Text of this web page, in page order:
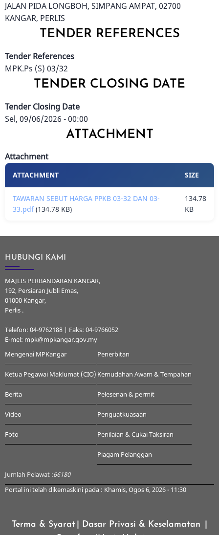
JALAN PIDA LONGBOH, SIMPANG AMPAT, 02700
KANGAR, PERLIS
TENDER REFERENCES
Tender References
MPK.Ps (S) 03/32
TENDER CLOSING DATE
Tender Closing Date
Sel, 09/06/2026 - 00:00
ATTACHMENT
Attachment
ATTACHMENT SIZE
TAWARAN SEBUT HARGA PPKB 03-32 DAN 03-
33.pdf (134.78 KB)
134.78
KB
HUBUNGI KAMI
MAJLIS PERBANDARAN KANGAR,
192, Persiaran Jubli Emas,
01000 Kangar,
Perlis .
Telefon: 04-9762188 | Faks: 04-9766052
E-mel: mpk@mpkangar.gov.my
Mengenai MPKangar
Ketua Pegawai Maklumat (CIO)
Berita
Video
Foto
Penerbitan
Kemudahan Awam & Tempahan
Pelesenan & permit
Penguatkuasaan
Penilaian & Cukai Taksiran
Piagam Pelanggan
Jumlah Pelawat :66180
Portal ini telah dikemaskini pada : Khamis, Ogos 6, 2026 - 11:30
Terma & Syarat | Dasar Privasi & Keselamatan